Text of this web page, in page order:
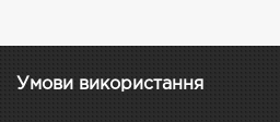
Умови використання